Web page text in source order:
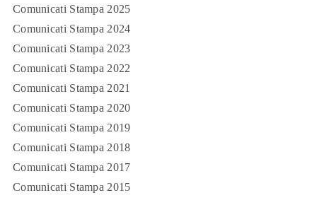
Comunicati Stampa 2025
Comunicati Stampa 2024
Comunicati Stampa 2023
Comunicati Stampa 2022
Comunicati Stampa 2021
Comunicati Stampa 2020
Comunicati Stampa 2019
Comunicati Stampa 2018
Comunicati Stampa 2017
Comunicati Stampa 2015